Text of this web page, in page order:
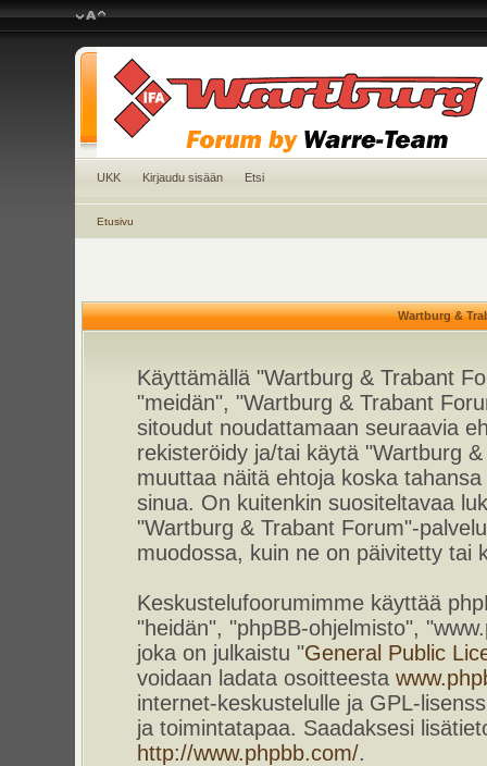
UKK Kirjaudu sisään Etsi
Etusivu
Wartburg &
Käyttämällä "Wartburg & Trabant
"meidän", "Wartburg & Trabant
sitoudut noudattamaan seuraavia
rekisteröidy ja/tai käytä "Wartburg
muuttaa näitä ehtoja koska
sinua. On kuitenkin suositeltavaa
"Wartburg & Trabant Forum"-
muodossa, kuin ne on päivitetty tai
Keskustelufoorumimme käyttää
"heidän", "phpBB-ohjelmisto",
joka on julkaistu "General Public
voidaan ladata osoitteesta
internet-keskustelulle ja GPL-
ja toimintatapaa. Saadaksesi
http://www.phpbb.com/.